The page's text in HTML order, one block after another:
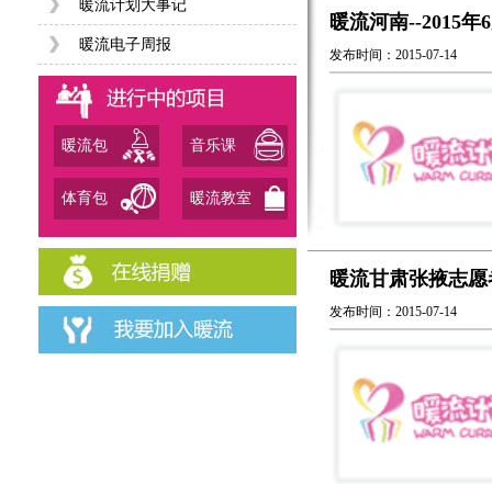
暖流计划大事记
暖流电子周报
暖流包 音乐课
体育包 暖流教室
暖流河南--2015年
发布时间：2015-07-14
暖流甘肃张掖志
发布时间：2015-07-14